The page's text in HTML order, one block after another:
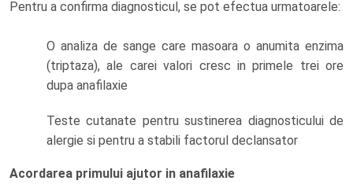
Pentru a confirma diagnosticul, se pot efectua urmatoarele:
O analiza de sange care masoara o anumita enzima
(triptaza), ale carei valori cresc in primele trei ore
dupa anafilaxie
Teste cutanate pentru sustinerea diagnosticului de
alergie si pentru a stabili factorul declansator
Acordarea primului ajutor in anafilaxie